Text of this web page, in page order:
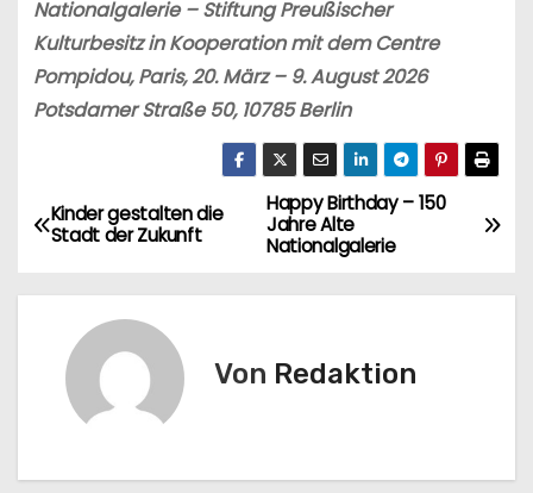
Nationalgalerie – Stiftung Preußischer
Kulturbesitz in Kooperation mit dem Centre
Pompidou, Paris, 20. März – 9. August 2026
Potsdamer Straße 50, 10785 Berlin
B
Happy Birthday – 150
Jahre Alte
Nationalgalerie
Kinder gestalten die
Stadt der Zukunft
Von Redaktion